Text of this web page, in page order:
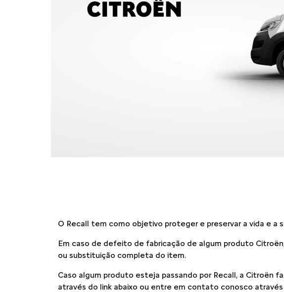
O Recall tem como objetivo proteger e preservar a vida e a
Em caso de defeito de fabricação de algum produto
ou substituição completa do item.
Caso algum produto esteja passando por Recall, a Citroën
através do link abaixo ou entre em contato conosco através